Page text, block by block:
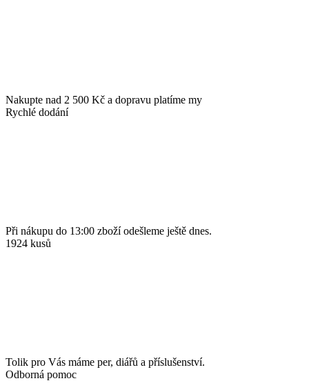
Nakupte nad 2 500 Kč a dopravu platíme my
Rychlé dodání
Při nákupu do 13:00 zboží odešleme ještě dnes.
1924 kusů
Tolik pro Vás máme per, diářů a příslušenství.
Odborná pomoc